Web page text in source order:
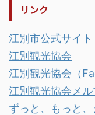
リンク
江別市公式サイト
江別観光協会
江別観光協会（
江別観光協会メ
ずっと、もっと